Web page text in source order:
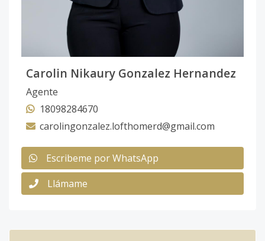
Carolin Nikaury Gonzalez Hernandez
Agente
18098284670
carolingonzalez.lofthomerd@gmail.com
Escribeme por WhatsApp
Llámame